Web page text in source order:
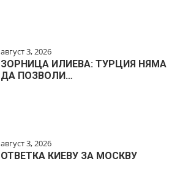
август 3, 2026
ЗОРНИЦА ИЛИЕВА: ТУРЦИЯ НЯМА
ДА ПОЗВОЛИ…
август 3, 2026
ОТВЕТКА КИЕВУ ЗА МОСКВУ